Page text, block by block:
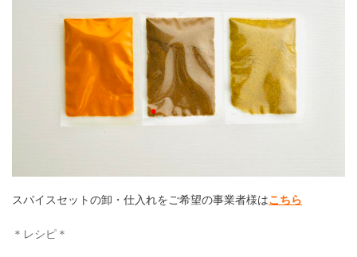
スパイスセットの卸・仕入れをご希望の事業者様はこちら
＊レシピ＊